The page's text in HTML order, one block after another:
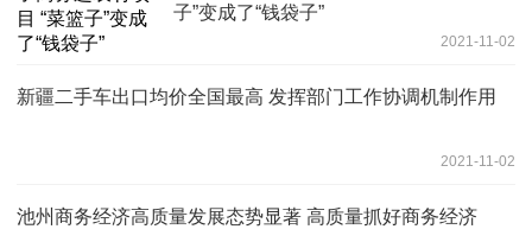
子”变成了“钱袋子”
2021-11-02
新疆二手车出口均价全国最高 发挥部门工作协调机制作用
2021-11-02
池州商务经济高质量发展态势显著 高质量抓好商务经济